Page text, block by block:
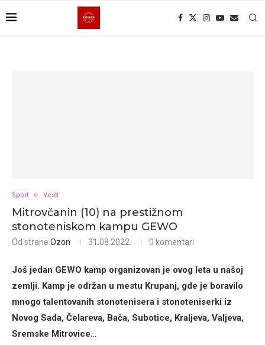
Sport Vesti
Mitrovčanin (10) na prestižnom
stonoteniskom kampu GEWO
Od strane Ozon 31.08.2022. 0 komentari
Još jedan GEWO kamp organizovan je ovog leta u našoj
zemlji. Kamp je održan u mestu Krupanj, gde je boravilo
mnogo talentovanih stonotenisera i stonoteniserki iz
Novog Sada, Čelareva, Bača, Subotice, Kraljeva, Valjeva,
Sremske Mitrovice...